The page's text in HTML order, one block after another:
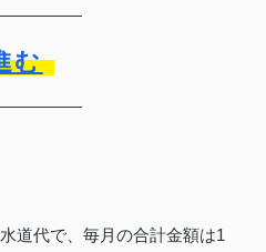
む
道代で、毎月の合計金額は1